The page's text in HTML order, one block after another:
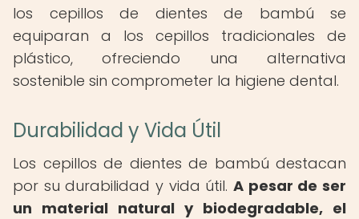
los cepillos de dientes de bambú se
equiparan a los cepillos tradicionales de
plástico, ofreciendo una alternativa
sostenible sin comprometer la higiene dental.
Durabilidad y Vida Útil
Los cepillos de dientes de bambú destacan
por su durabilidad y vida útil. A pesar de ser
un material natural y biodegradable, el